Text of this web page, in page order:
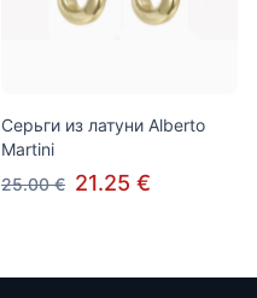
Серьги из латуни Alberto
Martini
25.00 € 21.25 €